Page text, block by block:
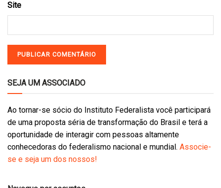
Site
SEJA UM ASSOCIADO
Ao tornar-se sócio do Instituto Federalista você participará
de uma proposta séria de transformação do Brasil e terá a
oportunidade de interagir com pessoas altamente
conhecedoras do federalismo nacional e mundial. Associe-
se e seja um dos nossos!